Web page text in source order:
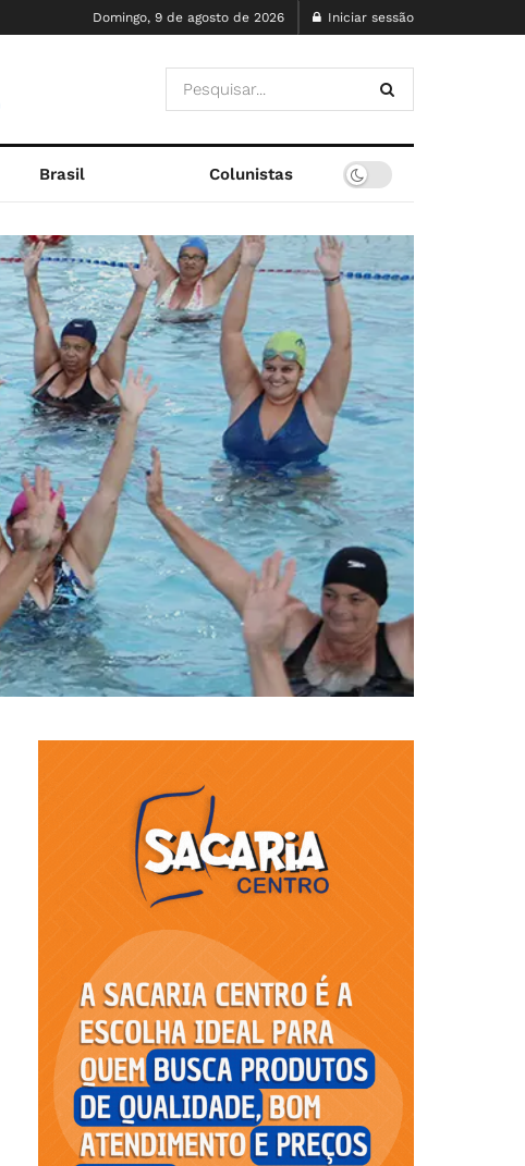
Domingo, 9 de agosto de 2026 Iniciar sessão
Brasil Colunistas